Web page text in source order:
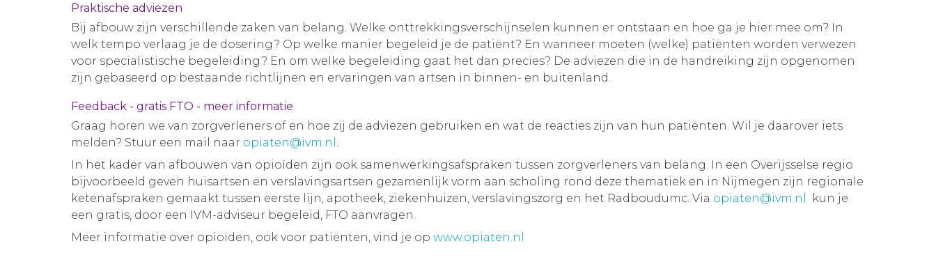
Praktische adviezen
Bij afbouw zijn verschillende zaken van belang. Welke onttrekkingsverschijnselen kunnen er ontstaan en hoe ga je hier mee om? In
welk tempo verlaag je de dosering? Op welke manier begeleid je de patiënt? En wanneer moeten (welke) patiënten worden verwezen
voor specialistische begeleiding? En om welke begeleiding gaat het dan precies? De adviezen die in de handreiking zijn opgenomen
zijn gebaseerd op bestaande richtlijnen en ervaringen van artsen in binnen- en buitenland.
Feedback - gratis FTO - meer informatie
Graag horen we van zorgverleners of en hoe zij de adviezen gebruiken en wat de reacties zijn van hun patiënten. Wil je daarover iets
melden? Stuur een mail naar opiaten@ivm.nl .
In het kader van afbouwen van opioïden zijn ook samenwerkingsafspraken tussen zorgverleners van belang. In een Overijsselse regio
bijvoorbeeld geven huisartsen en verslavingsartsen gezamenlijk vorm aan scholing rond deze thematiek en in Nijmegen zijn regionale
ketenafspraken gemaakt tussen eerste lijn, apotheek, ziekenhuizen, verslavingszorg en het Radboudumc. Via opiaten@ivm.nl
kun je
een gratis, door een IVM-adviseur begeleid, FTO aanvragen.
Meer informatie over opioïden, ook voor patiënten, vind je op www.opiaten.nl